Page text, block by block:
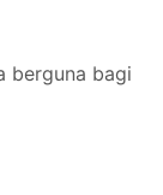
berguna bagi